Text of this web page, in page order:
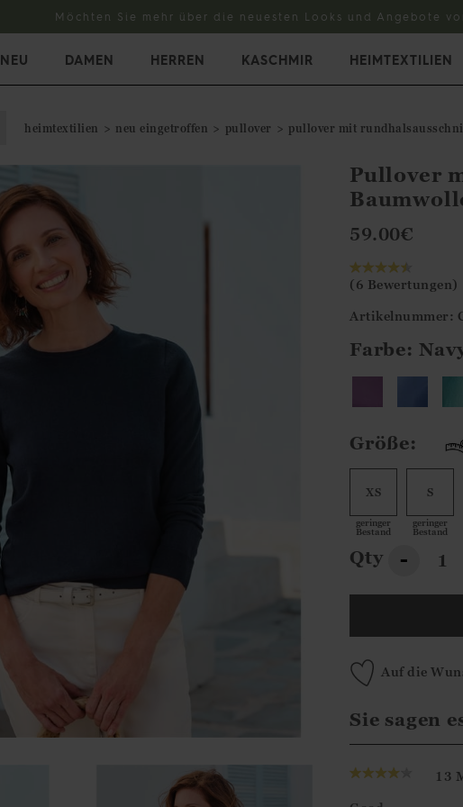
Möchten Sie mehr über die neuesten Looks und Angebote
NEU DAMEN HERREN KASCHMIR HEIMTEXTILIEN
heimtextilien neu eingetroffen pullover pullover mit
Pullover
59.00€
(6 Bewertungen)
Artikelnummer:
Farbe:
Größe:
XS
geringer
Bestand
S
geringer
Bestand
Qty -
Auf die
Sie sagen
13